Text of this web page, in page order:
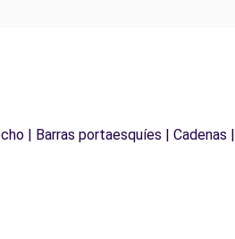
| Barras portaesquíes | Cadenas |